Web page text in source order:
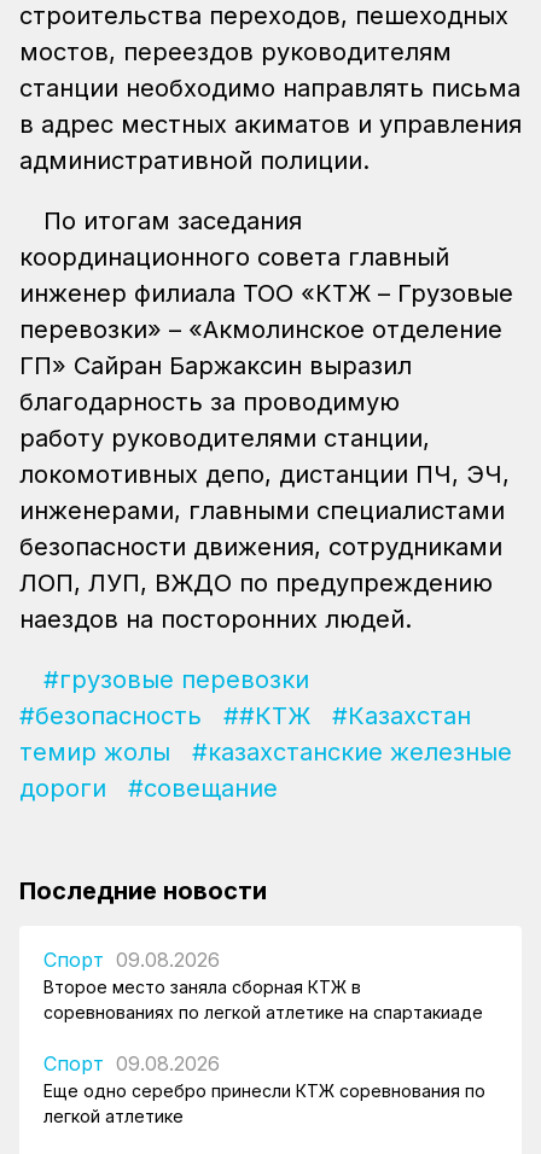
строительства переходов, пешеходных
мостов, переездов руководителям
станции необходимо направлять письма
в адрес местных акиматов и управления
административной полиции.
По итогам заседания
координационного совета главный
инженер филиала ТОО «КТЖ – Грузовые
перевозки» – «Акмолинское отделение
ГП» Сайран Баржаксин выразил
благодарность за проводимую
работу руководителями станции,
локомотивных депо, дистанции ПЧ, ЭЧ,
инженерами, главными специалистами
безопасности движения, сотрудниками
ЛОП, ЛУП, ВЖДО по предупреждению
наездов на посторонних людей.
#грузовые перевозки
#безопасность
##КТЖ
#Казахстан
темир жолы
#казахстанские железные
дороги
#совещание
Последние новости
Спорт 09.08.2026
Второе место заняла сборная КТЖ в
соревнованиях по легкой атлетике на спартакиаде
Спорт 09.08.2026
Еще одно серебро принесли КТЖ соревнования по
легкой атлетике